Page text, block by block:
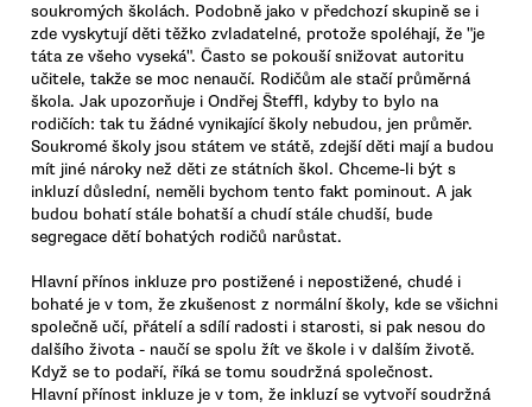
soukromých školách. Podobně jako v předchozí skupině se i
zde vyskytují děti těžko zvladatelné, protože spoléhají, že "je
táta ze všeho vyseká". Často se pokouší snižovat autoritu
učitele, takže se moc nenaučí. Rodičům ale stačí průměrná
škola. Jak upozorňuje i Ondřej Šteffl, kdyby to bylo na
rodičích: tak tu žádné vynikající školy nebudou, jen průměr.
Soukromé školy jsou státem ve státě, zdejší děti mají a budou
mít jiné nároky než děti ze státních škol. Chceme-li být s
inkluzí důslední, neměli bychom tento fakt pominout. A jak
budou bohatí stále bohatší a chudí stále chudší, bude
segregace dětí bohatých rodičů narůstat.
Hlavní přínos inkluze pro postižené i nepostižené, chudé i
bohaté je v tom, že zkušenost z normální školy, kde se všichni
společně učí, přátelí a sdílí radosti i starosti, si pak nesou do
dalšího života - naučí se spolu žít ve škole i v dalším životě.
Když se to podaří, říká se tomu soudržná společnost.
Hlavní přínost inkluze je v tom, že inkluzí se vytvoří soudržná